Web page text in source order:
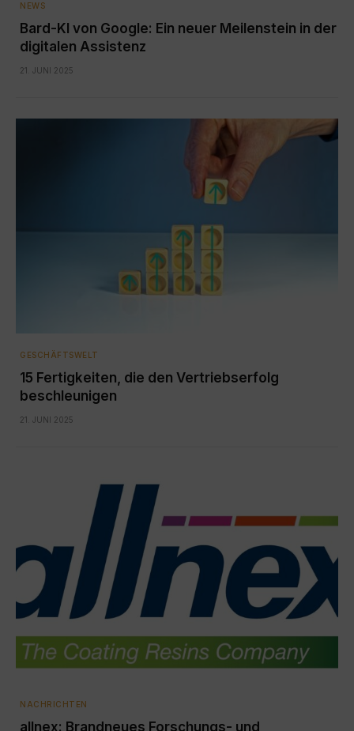
NEWS
Bard-KI von Google: Ein neuer Meilenstein in der
digitalen Assistenz
21. JUNI 2025
GESCHÄFTSWELT
15 Fertigkeiten, die den Vertriebserfolg
beschleunigen
21. JUNI 2025
NACHRICHTEN
allnex: Brandneues Forschungs- und